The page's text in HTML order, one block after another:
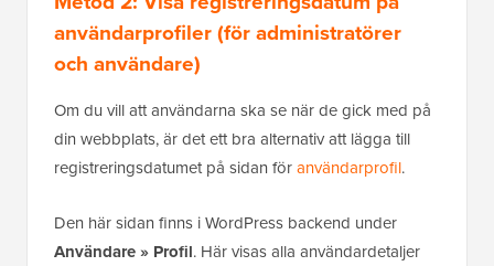
användarprofiler (för administratörer
och användare)
Om du vill att användarna ska se när de gick med på
din webbplats, är det ett bra alternativ att lägga till
registreringsdatumet på sidan föranvändarprofil.
Den här sidan finns i WordPress backend under
Användare » Profil. Här visas alla användardetaljer